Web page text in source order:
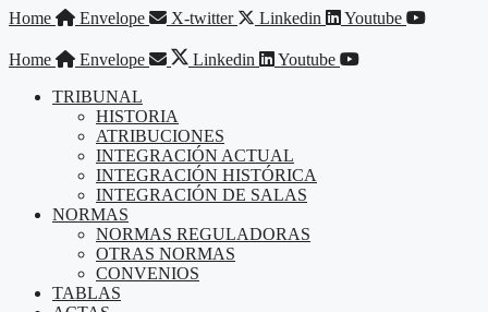
Saltar
contenido
Home Envelope X-twitter Linkedin Youtube
Home Envelope Linkedin
Youtube
TRIBUNAL
HISTORIA
ATRIBUCIONES
INTEGRACIÓN ACTUAL
INTEGRACIÓN HISTÓRICA
INTEGRACIÓN DE SALAS
NORMAS
NORMAS REGULADORAS
OTRAS NORMAS
CONVENIOS
TABLAS